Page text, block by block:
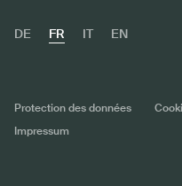
DE FR IT EN
Protection des données
Impressum